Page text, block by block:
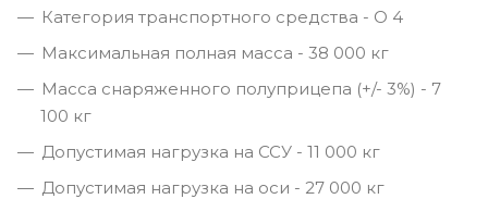
Категория транспортного средства - О 4
Максимальная полная масса - 38 000 кг
Масса снаряженного полуприцепа (+/- 3%) - 7
100 кг
Допустимая нагрузка на ССУ - 11 000 кг
Допустимая нагрузка на оси - 27 000 кг